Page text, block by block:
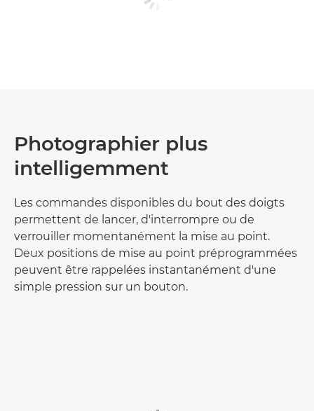
Photographier plus
intelligemment
Les commandes disponibles du bout des doigts
permettent de lancer, d'interrompre ou de
verrouiller momentanément la mise au point.
Deux positions de mise au point préprogrammées
peuvent être rappelées instantanément d'une
simple pression sur un bouton.